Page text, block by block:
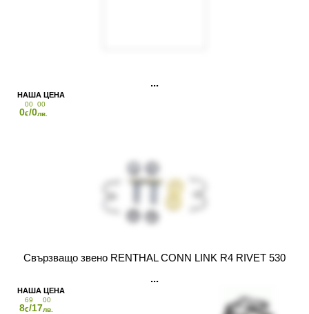
0
00
€/0
00
лв.
Свързващо звено RENTHAL CONN LINK R4 RIVET 530
8
69
€/17
00
лв.